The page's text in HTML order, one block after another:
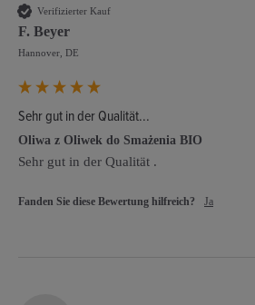
Verifizierter Kauf
F. Beyer
Hannover, DE
Sehr gut in der Qualität...
Oliwa z Oliwek do Smażenia BIO
Sehr gut in der Qualität .
Fanden Sie diese Bewertung hilfreich? Ja